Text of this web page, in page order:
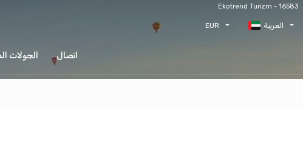
Ekotrend Turizm - 16583
EUR العربية
الجولات اتصال